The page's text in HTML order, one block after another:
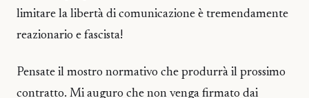
limitare la libertà di comunicazione è tremendamente
reazionario e fascista!
Pensate il mostro normativo che produrrà il prossimo
contratto. Mi auguro che non venga firmato dai